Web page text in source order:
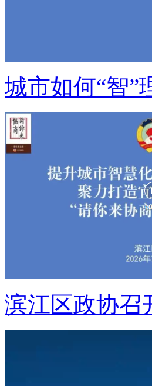
城市如何“智”
滨江区政协召